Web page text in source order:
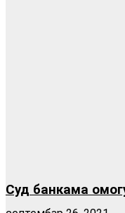
Суд банкама